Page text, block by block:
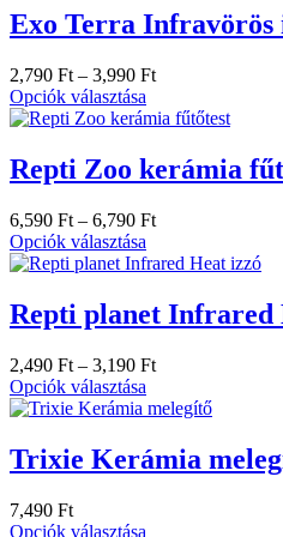
Exo Terra Infravörös
2,790 Ft – 3,990 Ft
Opciók választása
Repti Zoo kerámia
6,590 Ft – 6,790 Ft
Opciók választása
Repti planet Infrared
2,490 Ft – 3,190 Ft
Opciók választása
Trixie Kerámia
7,490 Ft
Opciók választása